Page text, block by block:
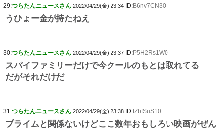
29:つらたんニュースさん 2022/04/29(金) 23:34 ID:B6nv7CN30
うひょー金が持たねえ
30:つらたんニュースさん 2022/04/29(金) 23:37 ID:P5H2Rs1W0
スパイファミリーだけで今クールのもとは取れてる
だがそれだけだ
31:つらたんニュースさん 2022/04/29(金) 23:38 ID:tZbfSuS10
プライムと関係ないけどここ数年おもしろい映画がぜん